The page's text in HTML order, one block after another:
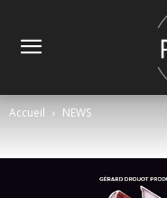
Accueil NEWS